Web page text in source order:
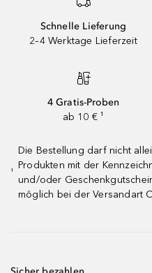
Schnelle Lieferung
2–4 Werktage Lieferzeit
4 Gratis-Proben
ab 10 € ¹
¹
Die Bestellung darf nicht
Produkten mit der
und/oder
möglich bei der Versandart